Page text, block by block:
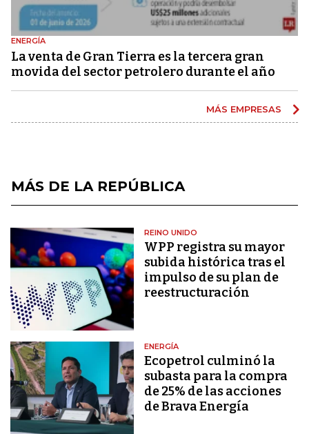
ENERGÍA
La venta de Gran Tierra es la tercera gran
movida del sector petrolero durante el año
MÁS EMPRESAS
MÁS DE LA REPÚBLICA
REINO UNIDO
WPP registra su mayor
subida histórica tras el
impulso de su plan de
reestructuración
ENERGÍA
Ecopetrol culminó la
subasta para la compra
de 25% de las acciones
de Brava Energía